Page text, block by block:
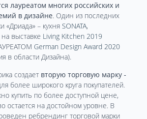
лауреатом многих российских и
в дизайне. Один из последних
«Дриада» – кухня SONATA,
выставке Living Kitchen 2019
German Design Award 2020
в области Дизайна).
создает вторую торговую марку -
более широкого круга покупателей.
купить по более доступной цене,
остается на достойном уровне. В
ребрендинг торговой марки